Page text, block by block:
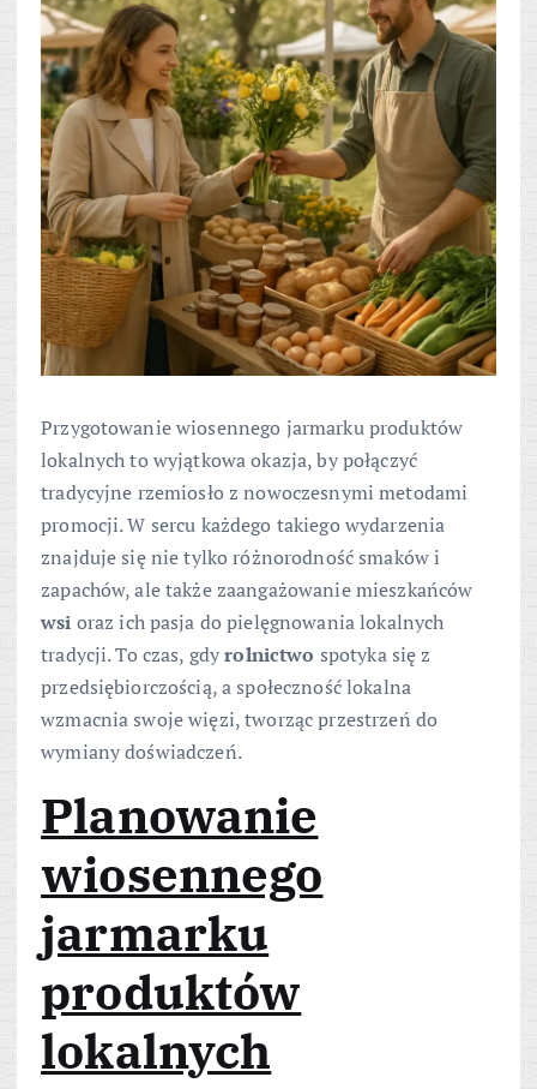
Przygotowanie wiosennego jarmarku produktów
lokalnych to wyjątkowa okazja, by połączyć
tradycyjne rzemiosło z nowoczesnymi metodami
promocji. W sercu każdego takiego wydarzenia
znajduje się nie tylko różnorodność smaków i
zapachów, ale także zaangażowanie mieszkańców
wsi oraz ich pasja do pielęgnowania lokalnych
tradycji. To czas, gdyrolnictwo spotyka się z
przedsiębiorczością, a społeczność lokalna
wzmacnia swoje więzi, tworząc przestrzeń do
wymiany doświadczeń.
Planowanie
wiosennego
jarmarku
produktów
lokalnych